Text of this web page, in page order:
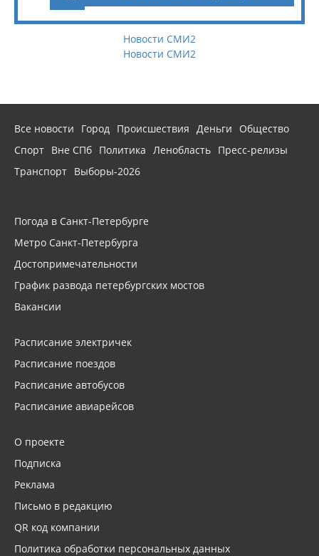
Новости СМИ2
Новости СМИ2
Все новости Город Происшествия Деньги
Общество
Спорт Вне СПб Политика Ленобласть Пресс-релизы
Транспорт Выборы-2026
Погода в Санкт-Петербурге
Метро Санкт-Петербурга
Достопримечательности
График развода петербургских мостов
Вакансии
Расписание электричек
Расписание поездов
Расписание автобусов
Расписание авиарейсов
О проекте
Подписка
Реклама
Письмо в редакцию
QR код компании
Политика обработки персональных данных